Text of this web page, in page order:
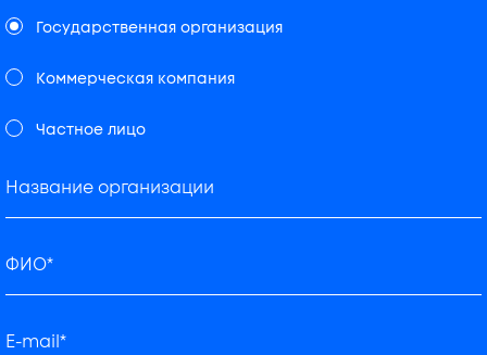
Государственная организация
Коммерческая компания
Частное лицо
Название организации
ФИО*
E-mail*